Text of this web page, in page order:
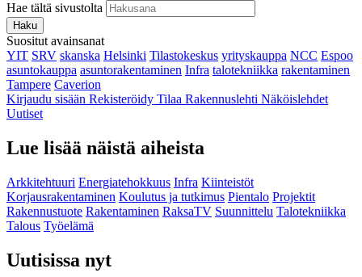
Hae tältä sivustolta
Haku
Suositut avainsanat
YIT SRV skanska Helsinki Tilastokeskus yrityskauppa NCC Espoo
asuntokauppa asuntorakentaminen Infra talotekniikka rakentaminen
Tampere Caverion
Kirjaudu sisään Rekisteröidy Tilaa Rakennuslehti Näköislehdet
Uutiset
Lue lisää näistä aiheista
Arkkitehtuuri Energiatehokkuus Infra Kiinteistöt
Korjausrakentaminen Koulutus ja tutkimus Pientalo Projektit
Rakennustuote Rakentaminen RaksaTV Suunnittelu Talotekniikka
Talous Työelämä
Uutisissa nyt